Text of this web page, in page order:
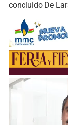
concluido De